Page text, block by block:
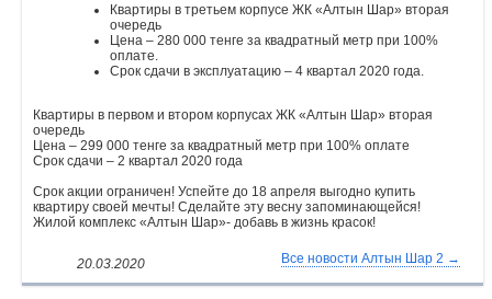
Квартиры в третьем корпусе ЖК «Алтын Шар» вторая
очередь
Цена – 280 000 тенге за квадратный метр при 100%
оплате.
Срок сдачи в эксплуатацию – 4 квартал 2020 года.
Квартиры в первом и втором корпусах ЖК «Алтын Шар» вторая
очередь
Цена – 299 000 тенге за квадратный метр при 100% оплате
Срок сдачи – 2 квартал 2020 года
Срок акции ограничен! Успейте до 18 апреля выгодно купить
квартиру своей мечты! Сделайте эту весну запоминающейся!
Жилой комплекс «Алтын Шар»- добавь в жизнь красок!
20.03.2020 Все новости Алтын Шар 2 →